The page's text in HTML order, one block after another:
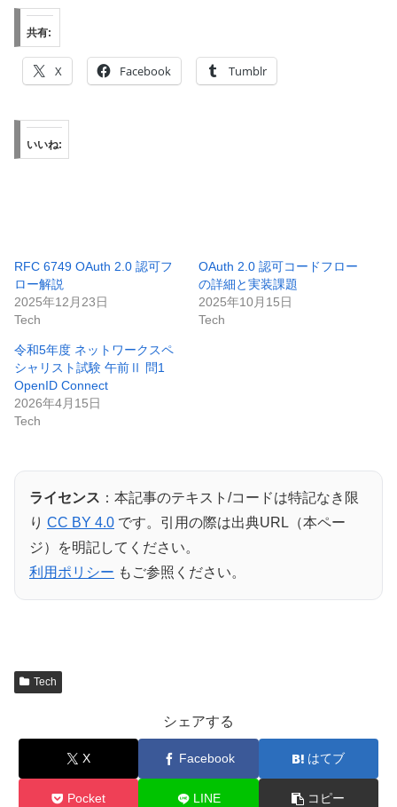
共有:
X Facebook Tumblr
いいね:
RFC 6749 OAuth 2.0 認可フ
ロー解説
2025年12月23日
Tech
OAuth 2.0 認可コードフロー
の詳細と実装課題
2025年10月15日
Tech
令和5年度 ネットワークスペ
シャリスト試験 午前Ⅱ 問1
OpenID Connect
2026年4月15日
Tech
ライセンス ：本記事のテキスト/コードは特記なき限
り CC BY 4.0 です。引用の際は出典URL（本ペー
ジ）を明記してください。
利用ポリシー もご参照ください。
Tech
シェアする
X Facebook はてブ
Pocket LINE コピー